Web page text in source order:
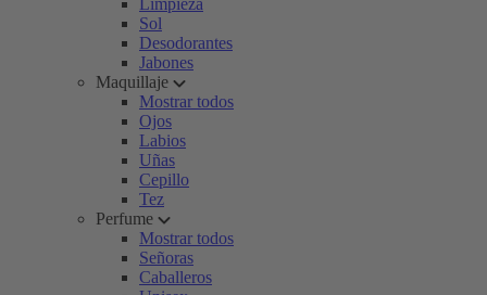
Limpieza
Sol
Desodorantes
Jabones
Maquillaje
Mostrar todos
Ojos
Labios
Uñas
Cepillo
Tez
Perfume
Mostrar todos
Señoras
Caballeros